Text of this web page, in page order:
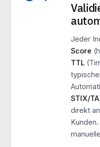
Jeder
Score
TTL
STIX/
direkt